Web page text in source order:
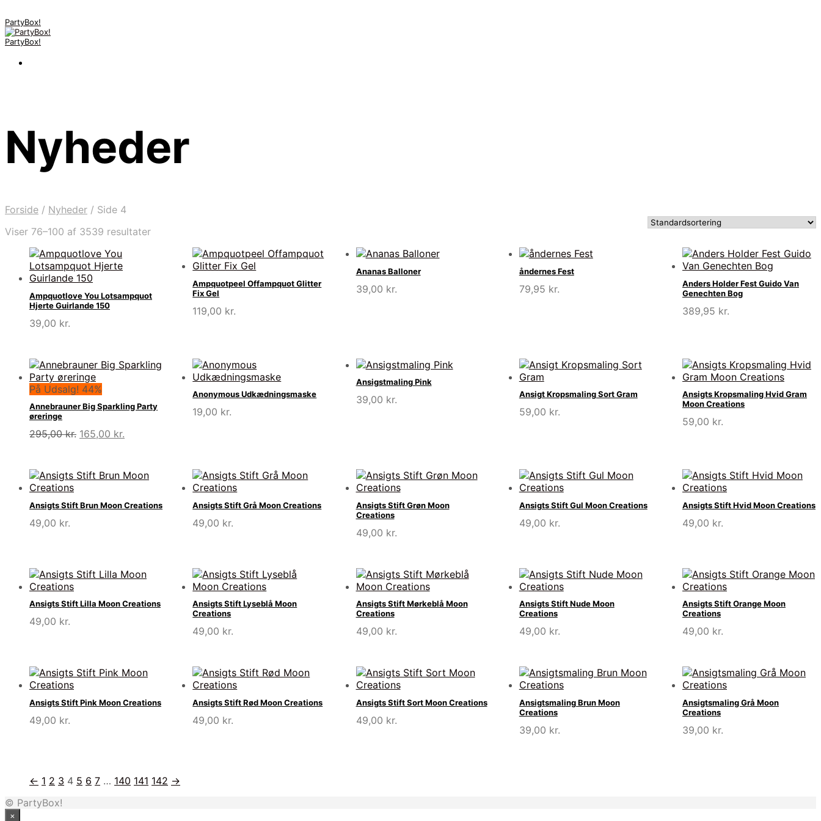
PartyBox!
PartyBox!
Nyheder
Forside / Nyheder / Side 4
Viser 76–100 af 3539 resultater
Ampquotlove You Lotsampquot
Hjerte Guirlande 150
39,00 kr.
Ampquotpeel Offampquot Glitter
Fix Gel
119,00 kr.
Ananas Balloner
39,00 kr.
åndernes Fest
79,95 kr.
Anders Holder Fest Guido Van
Genechten Bog
389,95 kr.
På Udsalg! 44%
Annebrauner Big Sparkling Party
øreringe
295,00kr. Den
var:
295,00 kr..
165,00 kr.
er:
165,00 kr..
Anonymous Udkædningsmaske
19,00 kr.
Ansigstmaling Pink
39,00 kr. Ansigt Kropsmaling Sort Gram
59,00 kr.
Ansigts Kropsmaling Hvid Gram
Moon Creations
59,00 kr.
Ansigts Stift Brun Moon Creations
49,00 kr.
Ansigts Stift Grå Moon Creations
49,00 kr.
Ansigts Stift Grøn Moon
Creations
49,00 kr.
Ansigts Stift Gul Moon Creations
49,00 kr.
Ansigts Stift Hvid Moon Creations
49,00 kr.
Ansigts Stift Lilla Moon Creations
49,00 kr.
Ansigts Stift Lyseblå Moon
Creations
49,00 kr.
Ansigts Stift Mørkeblå Moon
Creations
49,00 kr.
Ansigts Stift Nude Moon
Creations
49,00 kr.
Ansigts Stift Orange Moon
Creations
49,00 kr.
Ansigts Stift Pink Moon Creations
49,00 kr.
Ansigts Stift Rød Moon Creations
49,00 kr.
Ansigts Stift Sort Moon Creations
49,00 kr.
Ansigtsmaling Brun Moon
Creations
39,00 kr.
Ansigtsmaling Grå Moon
Creations
39,00 kr.
← 1 2 3 4 5 6 7 … 140 141 142 →
© PartyBox!
×